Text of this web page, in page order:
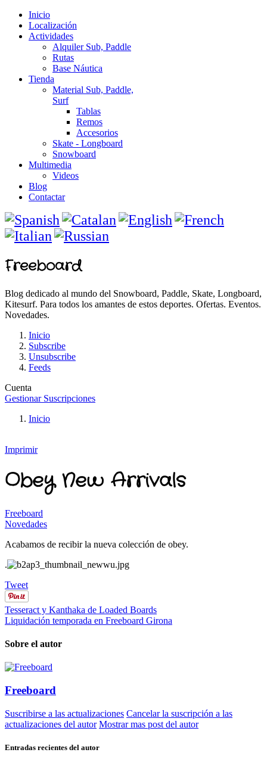
Inicio
Localización
Actividades
Alquiler Sub, Paddle
Rutas
Base Náutica
Tienda
Material Sub, Paddle,
Surf
Tablas
Remos
Accesorios
Skate - Longboard
Snowboard
Multimedia
Videos
Blog
Contactar
Freeboard
Blog dedicado al mundo del Snowboard, Paddle, Skate, Longboard,
Kitesurf. Para todos los amantes de estos deportes. Ofertas. Eventos.
Novedades.
Inicio
Subscribe
Unsubscribe
Feeds
Cuenta
Gestionar Suscripciones
Inicio
Imprimir
Obey New Arrivals
Freeboard
Novedades
Acabamos de recibir la nueva colección de obey.
.
Tweet
Tesseract y Kanthaka de Loaded Boards
Liquidación temporada en Freeboard Girona
Sobre el autor
Freeboard
Suscribirse a las actualizaciones Cancelar la suscripción a las
actualizaciones del autor Mostrar mas post del autor
Entradas recientes del autor